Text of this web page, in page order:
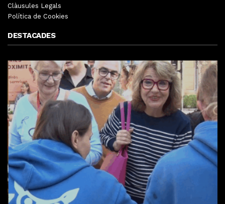
Clàusules Legals
Política de Cookies
DESTACADES